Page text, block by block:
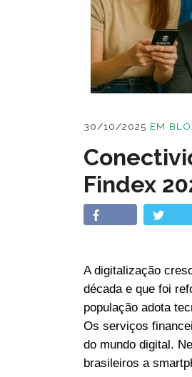
30/10/2025 EM
Findex
A digitalização
década e que foi
população adota
Os serviços
do mundo digital.
brasileiros a